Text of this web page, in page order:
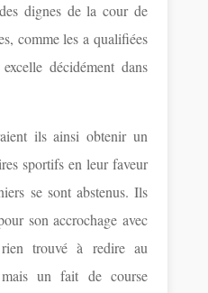
dignes de la cour de
comme les a qualifiées
décidément dans
ils ainsi obtenir un
sportifs en leur faveur
se sont abstenus. Ils
son accrochage avec
trouvé à redire au
mais un fait de course